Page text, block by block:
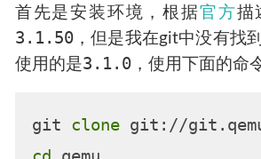
首先是安装环境，根据官方描
3.1.50，但是我在git中没有找
使用的是3.1.0，使用下面的命
git clone